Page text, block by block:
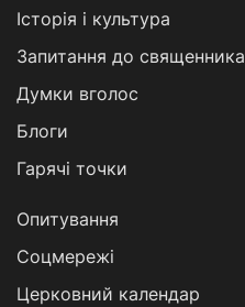
Історія і культура
Запитання до священника
Думки вголос
Блоги
Гарячі точки
Опитування
Соцмережі
Церковний календар